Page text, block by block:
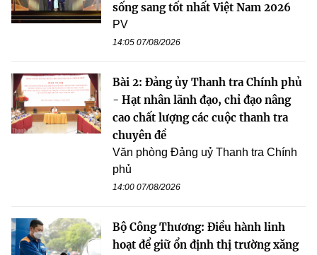
sống sang tốt nhất Việt Nam 2026
PV
14:05 07/08/2026
Bài 2: Đảng ủy Thanh tra Chính phủ
- Hạt nhân lãnh đạo, chỉ đạo nâng
cao chất lượng các cuộc thanh tra
chuyên đề
Văn phòng Đảng uỷ Thanh tra Chính
phủ
14:00 07/08/2026
Bộ Công Thương: Điều hành linh
hoạt để giữ ổn định thị trường xăng